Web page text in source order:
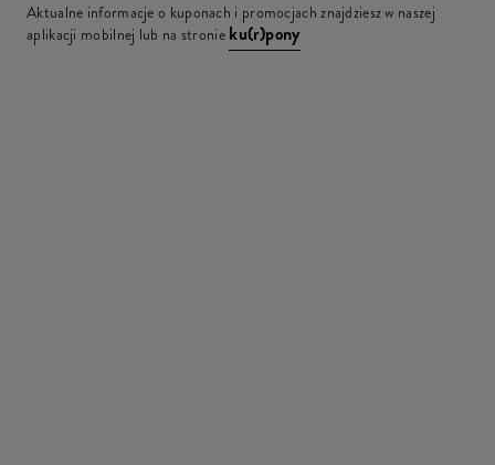
Aktualne informacje o kuponach i promocjach znajdziesz w naszej
aplikacji mobilnej lub na stronie ku(r)pony